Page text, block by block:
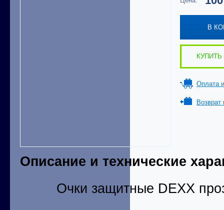
В
КУПИТЬ
Оплата
Возврат
Описание и технические
Очки защитные DEXX